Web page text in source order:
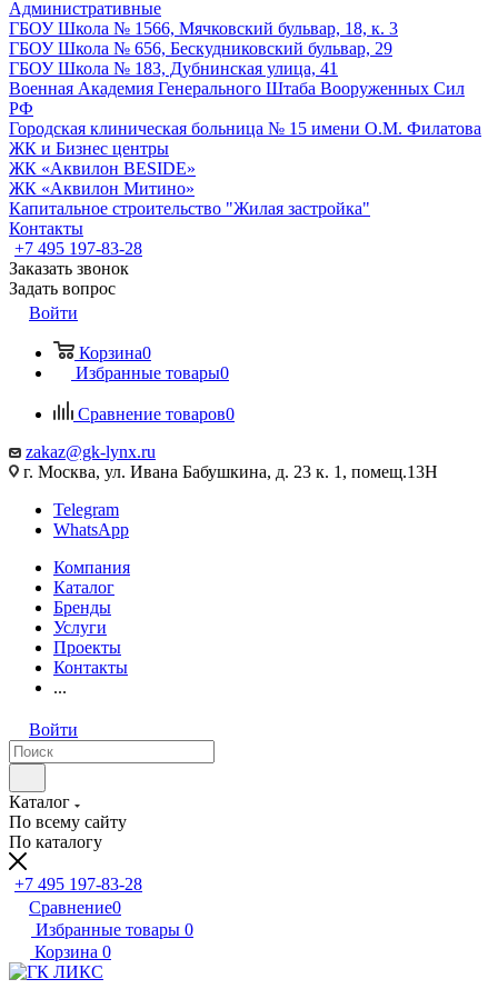
Административные
ГБОУ Школа № 1566, Мячковский бульвар, 18, к. 3
ГБОУ Школа № 656, Бескудниковский бульвар, 29
ГБОУ Школа № 183, Дубнинская улица, 41
Военная Академия Генерального Штаба Вооруженных Сил
РФ
Городская клиническая больница № 15 имени О.М. Филатова
ЖК и Бизнес центры
ЖК «Аквилон BESIDE»
ЖК «Аквилон Митино»
Капитальное строительство "Жилая застройка"
Контакты
+7 495 197-83-28
Заказать звонок
Задать вопрос
Войти
Корзина0
Избранные товары0
Сравнение товаров0
zakaz@gk-lynx.ru
г. Москва, ул. Ивана Бабушкина, д. 23 к. 1, помещ.13Н
Telegram
WhatsApp
Компания
Каталог
Бренды
Услуги
Проекты
Контакты
...
Войти
Каталог
По всему сайту
По каталогу
+7 495 197-83-28
Сравнение0
Избранные товары 0
Корзина 0